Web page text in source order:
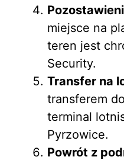
miejsce na
teren jest
Security.
Transfer na
transferem
terminal
Pyrzowice.
Powrót z